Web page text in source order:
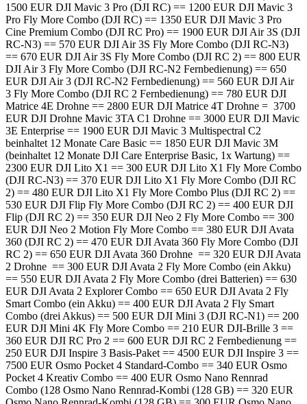
1500 EUR DJI Mavic 3 Pro (DJI RC) == 1200 EUR DJI Mavic 3
Pro Fly More Combo (DJI RC) == 1350 EUR DJI Mavic 3 Pro
Cine Premium Combo (DJI RC Pro) == 1900 EUR DJI Air 3S (DJI
RC-N3) == 570 EUR DJI Air 3S Fly More Combo (DJI RC-N3)
== 670 EUR DJI Air 3S Fly More Combo (DJI RC 2) == 800 EUR
DJI Air 3 Fly More Combo (DJI RC-N2 Fernbedienung) == 650
EUR DJI Air 3 (DJI RC-N2 Fernbedienung) == 560 EUR DJI Air
3 Fly More Combo (DJI RC 2 Fernbedienung) == 780 EUR DJI
Matrice 4E Drohne == 2800 EUR DJI Matrice 4T Drohne = 3700
EUR DJI Drohne Mavic 3TA C1 Drohne == 3000 EUR DJI Mavic
3E Enterprise == 1900 EUR DJI Mavic 3 Multispectral C2
beinhaltet 12 Monate Care Basic == 1850 EUR DJI Mavic 3M
(beinhaltet 12 Monate DJI Care Enterprise Basic, 1x Wartung) ==
2300 EUR DJI Lito X1 == 300 EUR DJI Lito X1 Fly More Combo
(DJI RC-N3) == 370 EUR DJI Lito X1 Fly More Combo (DJI RC
2) == 480 EUR DJI Lito X1 Fly More Combo Plus (DJI RC 2) ==
530 EUR DJI Flip Fly More Combo (DJI RC 2) == 400 EUR DJI
Flip (DJI RC 2) == 350 EUR DJI Neo 2 Fly More Combo == 300
EUR DJI Neo 2 Motion Fly More Combo == 380 EUR DJI Avata
360 (DJI RC 2) == 470 EUR DJI Avata 360 Fly More Combo (DJI
RC 2) == 650 EUR DJI Avata 360 Drohne == 320 EUR DJI Avata
2 Drohne == 300 EUR DJI Avata 2 Fly More Combo (ein Akku)
== 550 EUR DJI Avata 2 Fly More Combo (drei Batterien) == 630
EUR DJI Avata 2 Explorer Combo == 650 EUR DJI Avata 2 Fly
Smart Combo (ein Akku) == 400 EUR DJI Avata 2 Fly Smart
Combo (drei Akkus) == 500 EUR DJI Mini 3 (DJI RC-N1) == 200
EUR DJI Mini 4K Fly More Combo == 210 EUR DJI-Brille 3 ==
360 EUR DJI RC Pro 2 == 600 EUR DJI RC 2 Fernbedienung ==
250 EUR DJI Inspire 3 Basis-Paket == 4500 EUR DJI Inspire 3 ==
7500 EUR Osmo Pocket 4 Standard-Combo == 340 EUR Osmo
Pocket 4 Kreativ Combo == 400 EUR Osmo Nano Rennrad
Combo (128 Osmo Nano Rennrad-Kombi (128 GB) == 320 EUR